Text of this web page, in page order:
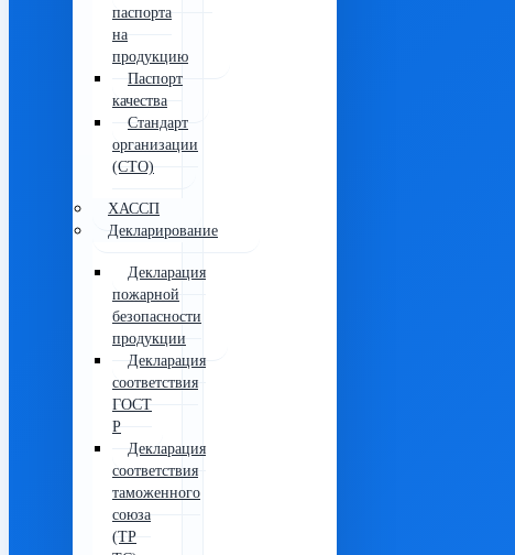
паспорта
на
продукцию
Паспорт
качества
Стандарт
организации
(СТО)
ХАССП
Декларирование
Декларация
пожарной
безопасности
продукции
Декларация
соответствия
ГОСТ
Р
Декларация
соответствия
таможенного
союза
(ТР